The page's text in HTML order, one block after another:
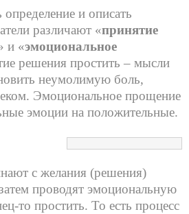
и описать
различают «принятие
и «эмоциональное
решения простить – мысли
неумолимую боль,
Эмоциональное прощение
эмоции на положительные.
с желания (решения)
проводят эмоциональную
то простить. То есть процесс